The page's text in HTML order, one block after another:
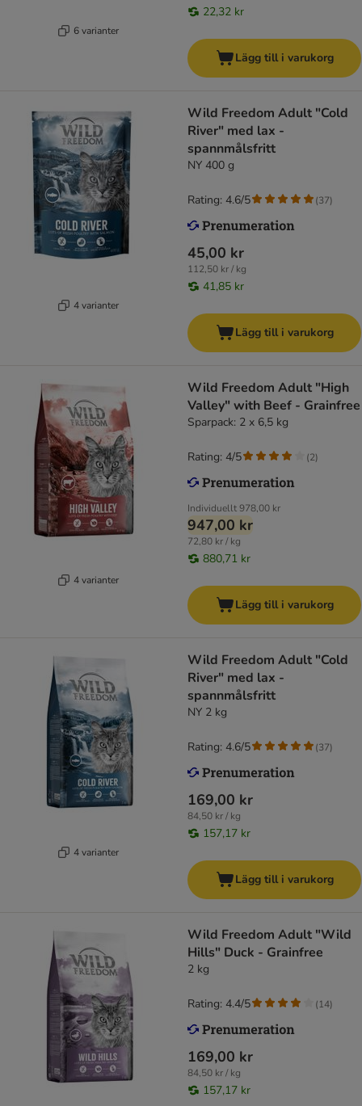
6 varianter
22,32 kr
Lägg till i varukorg
4 varianter
Wild Freedom Adult "Cold
River" med lax -
spannmålsfritt
NY 400 g
45,00 kr
112,50 kr / kg
41,85 kr
Rating: 4.6/5 (37)
Lägg till i varukorg
4 varianter
Wild Freedom Adult "High
Valley" with Beef - Grainfree
Sparpack: 2 x 6,5 kg
Individuellt978,00 kr
947,00 kr
72,80 kr / kg
880,71 kr
Rating: 4/5 (2)
Lägg till i varukorg
4 varianter
Wild Freedom Adult "Cold
River" med lax -
spannmålsfritt
NY 2 kg
169,00 kr
84,50 kr / kg
157,17 kr
Rating: 4.6/5 (37)
Lägg till i varukorg
Wild Freedom Adult "Wild
Hills" Duck - Grainfree
2 kg
169,00 kr
84,50 kr / kg
157,17 kr
Rating: 4.4/5 (14)